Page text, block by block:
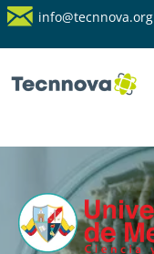
info@tecnnova.org